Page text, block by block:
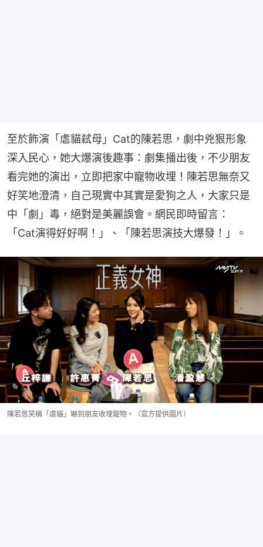
至於飾演「虐貓弒母」Cat的陳若思，劇中兇狠形象
深入民心，她大爆演後趣事：劇集播出後，不少朋友
看完她的演出，立即把家中寵物收埋！陳若思無奈又
好笑地澄清，自己現實中其實是愛狗之人，大家只是
中「劇」毒，絕對是美麗誤會。網民即時留言：
「Cat演得好好啊！」、「陳若思演技大爆發！」。
陳若思笑稱「虐貓」嚇到朋友收埋寵物。（官方提供圖片）